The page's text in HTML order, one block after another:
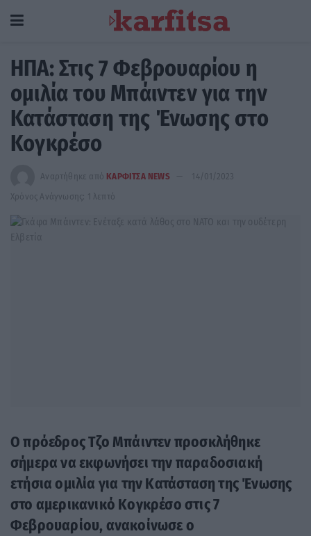
ΗΠΑ: Στις 7 Φεβρουαρίου η
ομιλία του Μπάιντεν για την
Κατάσταση της Ένωσης στο
Κογκρέσο
Αναρτήθηκε από ΚΑΡΦΙΤΣΑ NEWS
14/01/2023
Χρόνος Ανάγνωσης: 1 λεπτό
Ο πρόεδρος Τζο Μπάιντεν προσκλήθηκε
σήμερα να εκφωνήσει την παραδοσιακή
ετήσια ομιλία για την Κατάσταση της Ένωσης
στο αμερικανικό Κογκρέσο στις 7
Φεβρουαρίου, ανακοίνωσε ο